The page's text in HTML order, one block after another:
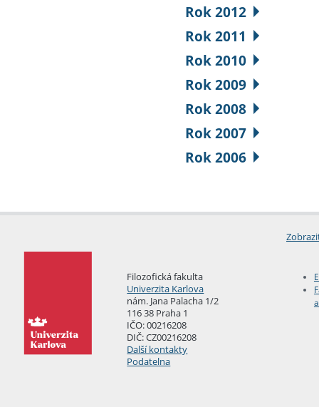
Rok 2012
Rok 2011
Rok 2010
Rok 2009
Rok 2008
Rok 2007
Rok 2006
Filozofická fakulta
Univerzita Karlova
nám. Jana Palacha 1/2
116 38 Praha 1
IČO: 00216208
DIČ: CZ00216208
Další kontakty
Podatelna